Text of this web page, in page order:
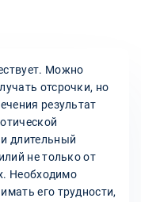
Можно
отсрочки, но
результат
длительный
не только от
Необходимо
его трудности,